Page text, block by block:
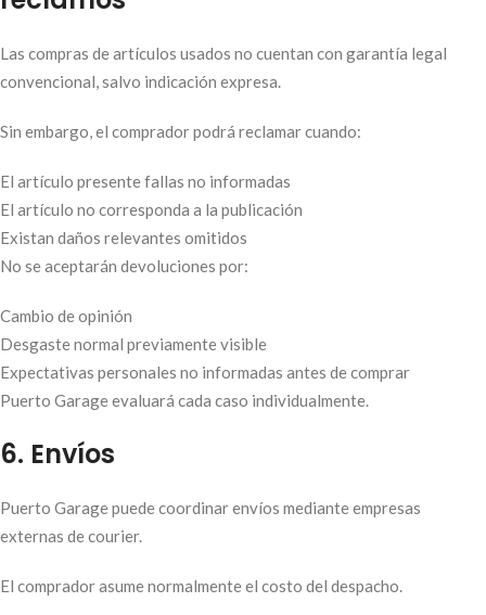
Las compras de artículos usados no cuentan con garantía legal
convencional, salvo indicación expresa.
Sin embargo, el comprador podrá reclamar cuando:
El artículo presente fallas no informadas
El artículo no corresponda a la publicación
Existan daños relevantes omitidos
No se aceptarán devoluciones por:
Cambio de opinión
Desgaste normal previamente visible
Expectativas personales no informadas antes de comprar
Puerto Garage evaluará cada caso individualmente.
6. Envíos
Puerto Garage puede coordinar envíos mediante empresas
externas de courier.
El comprador asume normalmente el costo del despacho.